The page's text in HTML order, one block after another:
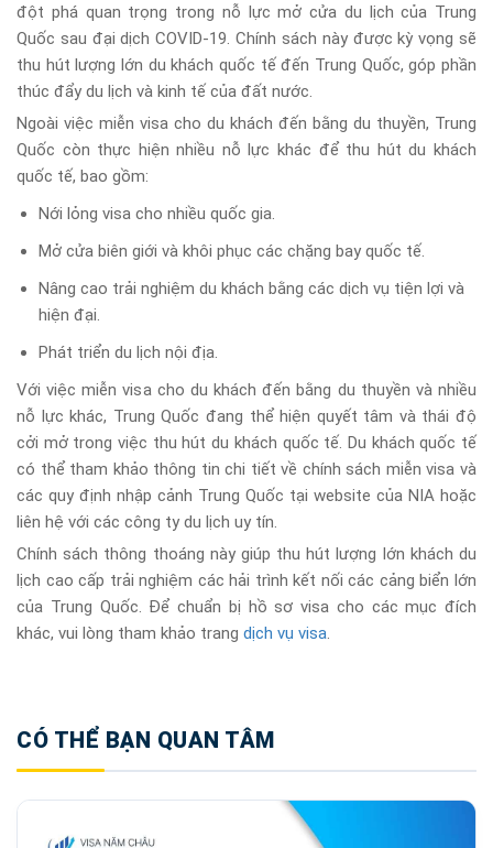
đột phá quan trọng trong nỗ lực mở cửa du lịch của Trung
Quốc sau đại dịch COVID-19. Chính sách này được kỳ vọng sẽ
thu hút lượng lớn du khách quốc tế đến Trung Quốc, góp phần
thúc đẩy du lịch và kinh tế của đất nước.
Ngoài việc miễn visa cho du khách đến bằng du thuyền, Trung
Quốc còn thực hiện nhiều nỗ lực khác để thu hút du khách
quốc tế, bao gồm:
Nới lỏng visa cho nhiều quốc gia.
Mở cửa biên giới và khôi phục các chặng bay quốc tế.
Nâng cao trải nghiệm du khách bằng các dịch vụ tiện lợi và
hiện đại.
Phát triển du lịch nội địa.
Với việc miễn visa cho du khách đến bằng du thuyền và nhiều
nỗ lực khác, Trung Quốc đang thể hiện quyết tâm và thái độ
cởi mở trong việc thu hút du khách quốc tế. Du khách quốc tế
có thể tham khảo thông tin chi tiết về chính sách miễn visa và
các quy định nhập cảnh Trung Quốc tại website của NIA hoặc
liên hệ với các công ty du lịch uy tín.
Chính sách thông thoáng này giúp thu hút lượng lớn khách du
lịch cao cấp trải nghiệm các hải trình kết nối các cảng biển lớn
của Trung Quốc. Để chuẩn bị hồ sơ visa cho các mục đích
khác, vui lòng tham khảo trang dịch vụ visa
CÓ THỂ BẠN QUAN TÂM